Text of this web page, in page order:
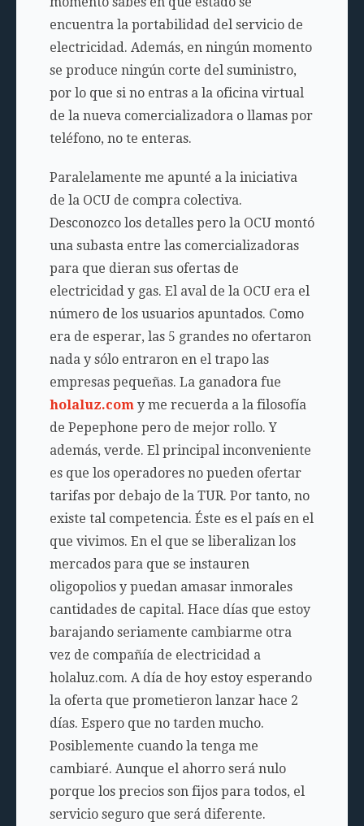
encuentra la portabilidad del servicio de
electricidad. Además, en ningún momento
se produce ningún corte del suministro,
por lo que si no entras a la oficina virtual
de la nueva comercializadora o llamas por
teléfono, no te enteras.
Paralelamente me apunté a la iniciativa
de la OCU de compra colectiva.
Desconozco los detalles pero la OCU montó
una subasta entre las comercializadoras
para que dieran sus ofertas de
electricidad y gas. El aval de la OCU era el
número de los usuarios apuntados. Como
era de esperar, las 5 grandes no ofertaron
nada y sólo entraron en el trapo las
empresas pequeñas. La ganadora fue
holaluz.comy me recuerda a la filosofía
de Pepephone pero de mejor rollo. Y
además, verde. El principal inconveniente
es que los operadores no pueden ofertar
tarifas por debajo de la TUR. Por tanto, no
existe tal competencia. Éste es el país en el
que vivimos. En el que se liberalizan los
mercados para que se instauren
oligopolios y puedan amasar inmorales
cantidades de capital. Hace días que estoy
barajando seriamente cambiarme otra
vez de compañía de electricidad a
holaluz.com. A día de hoy estoy esperando
la oferta que prometieron lanzar hace 2
días. Espero que no tarden mucho.
Posiblemente cuando la tenga me
cambiaré. Aunque el ahorro será nulo
porque los precios son fijos para todos, el
servicio seguro que será diferente.